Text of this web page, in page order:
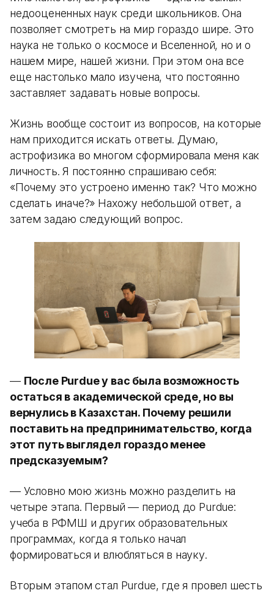
недооцененных наук среди школьников. Она
позволяет смотреть на мир гораздо шире. Это
наука не только о космосе и Вселенной, но и о
нашем мире, нашей жизни. При этом она все
еще настолько мало изучена, что постоянно
заставляет задавать новые вопросы.
Жизнь вообще состоит из вопросов, на которые
нам приходится искать ответы. Думаю,
астрофизика во многом сформировала меня как
личность. Я постоянно спрашиваю себя:
«Почему это устроено именно так? Что можно
сделать иначе?» Нахожу небольшой ответ, а
затем задаю следующий вопрос.
— После Purdue у вас была возможность
остаться в академической среде, но вы
вернулись в Казахстан. Почему решили
поставить на предпринимательство, когда
этот путь выглядел гораздо менее
предсказуемым?
— Условно мою жизнь можно разделить на
четыре этапа. Первый — период до Purdue:
учеба в РФМШ и других образовательных
программах, когда я только начал
формироваться и влюбляться в науку.
Вторым этапом стал Purdue, где я провел шесть